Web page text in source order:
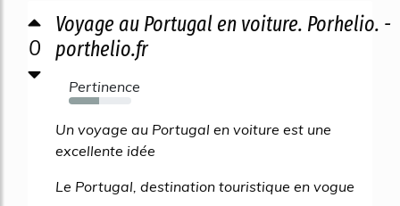
0
Voyage au Portugal en voiture. Porhelio. -
porthelio.fr
Pertinence
49%
Un voyage au Portugal en voiture est une
excellente idée
Le Portugal, destination touristique en vogue